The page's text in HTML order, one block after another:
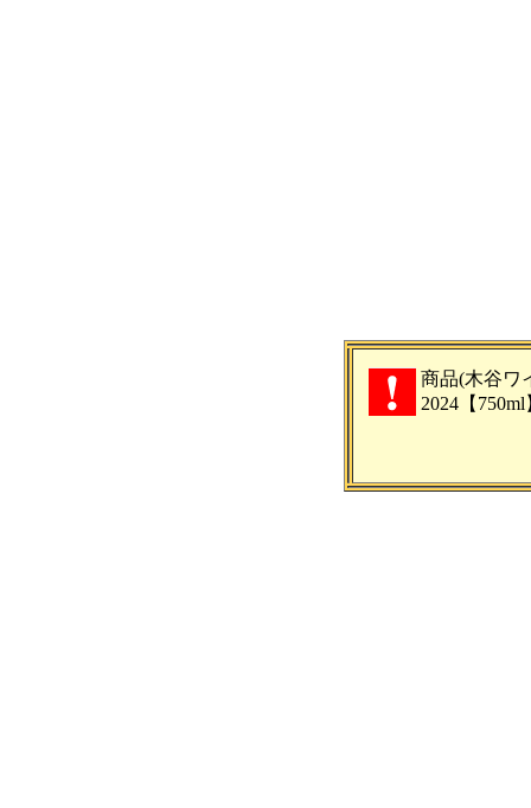
商品(木谷ワ
2024【